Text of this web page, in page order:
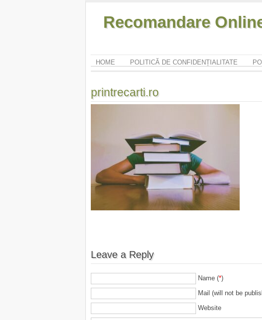
Recomandare
HOME POLITICĂ DE CONFIDENȚIALITATE
printrecarti.ro
Leave a Reply
Name (*)
Mail (will not be
Website